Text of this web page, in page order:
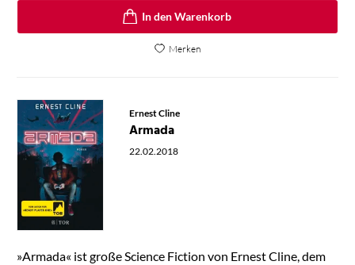
In den Warenkorb
Merken
Ernest Cline
Armada
22.02.2018
»Armada« ist große Science Fiction von Ernest Cline, dem